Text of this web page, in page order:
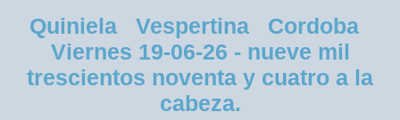
Quiniela Vespertina Cordoba
Viernes 19-06-26 - nueve mil
trescientos noventa y cuatro a la
cabeza.